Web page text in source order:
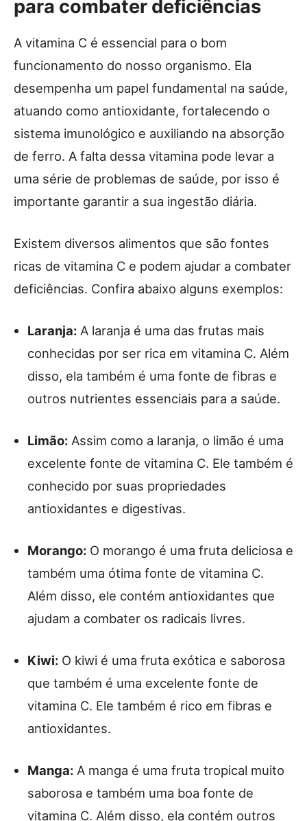
para combater deficiências
A vitamina C é essencial para o bom
funcionamento do nosso organismo. Ela
desempenha um papel fundamental na saúde,
atuando como antioxidante, fortalecendo o
sistema imunológico e auxiliando na absorção
de ferro. A falta dessa vitamina pode levar a
uma série de problemas de saúde, por isso é
importante garantir a sua ingestão diária.
Existem diversos alimentos que são fontes
ricas de vitamina C e podem ajudar a combater
deficiências. Confira abaixo alguns exemplos:
Laranja: A laranja é uma das frutas mais
conhecidas por ser rica em vitamina C. Além
disso, ela também é uma fonte de fibras e
outros nutrientes essenciais para a saúde.
Limão: Assim como a laranja, o limão é uma
excelente fonte de vitamina C. Ele também é
conhecido por suas propriedades
antioxidantes e digestivas.
Morango: O morango é uma fruta deliciosa e
também uma ótima fonte de vitamina C.
Além disso, ele contém antioxidantes que
ajudam a combater os radicais livres.
Kiwi: O kiwi é uma fruta exótica e saborosa
que também é uma excelente fonte de
vitamina C. Ele também é rico em fibras e
antioxidantes.
Manga: A manga é uma fruta tropical muito
saborosa e também uma boa fonte de
vitamina C. Além disso, ela contém outros